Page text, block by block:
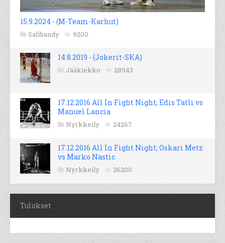
15.9.2024 - (M-Team-Karhut)
Salibandy 9200
14.8.2019 - (Jokerit-SKA)
Jääkiekko 28943
17.12.2016 All In Fight Night; Edis Tatli vs
Manuel Lancia
Nyrkkeily 24267
17.12.2016 All In Fight Night; Oskari Metz
vs Marko Nastic
Nyrkkeily 26200
Tulokset